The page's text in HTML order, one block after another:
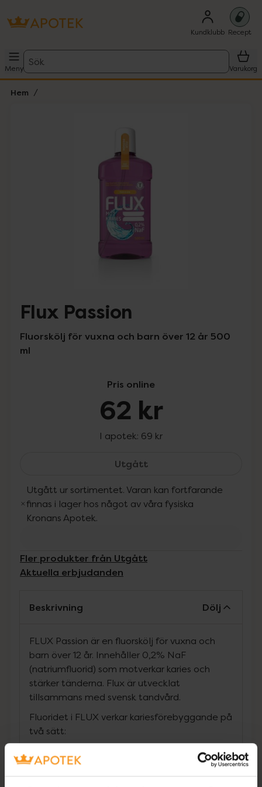
Kundklubb Recept
Meny
Sök
Varukorg
Hem
Lista: . Innehåller 1 objekt.
Flux Passion
Fluorskölj för vuxna och barn över 12 år 500
ml
Pris online
62 kr
I apotek: 69 kr
UtgåttFlux Passion, 62 kr.
Utgått ur sortimentet. Varan kan fortfarande
finnas i lager hos något av våra fysiska
Kronans Apotek.
Fler produkter från Utgått
Aktuella erbjudanden
Beskrivning Dölj
FLUX Passion är en fluorskölj för vuxna och
barn över 12 år. Innehåller 0,2% NaF
(natriumfluorid) som motverkar karies och
stärker tänderna. Flux är utvecklat
tillsammans med svensk tandvård.
Fluoridet i FLUX verkar kariesförebyggande på
två sätt:
1. Stärker tandemaljen och blottlagda rotytor
så att karies inte uppstår